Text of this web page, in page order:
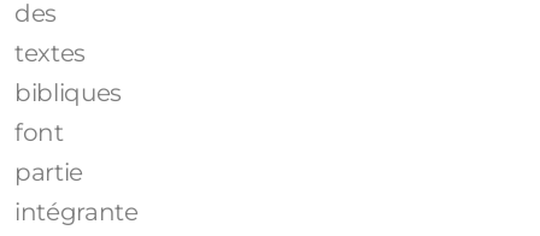
des
textes
bibliques
font
partie
intégrante